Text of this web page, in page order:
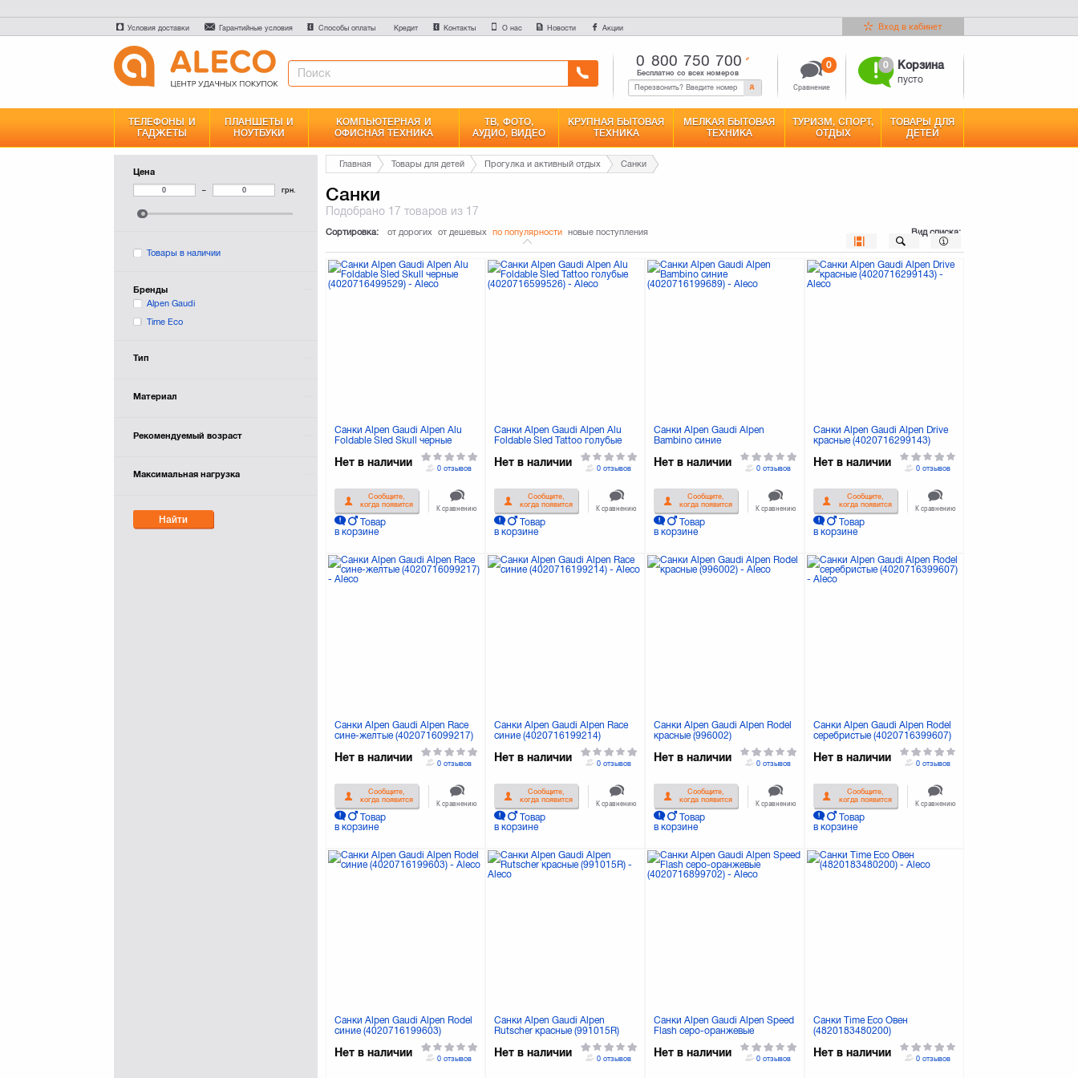
Условия доставки Гарантийные условия Способы оплаты Кредит Контакты О нас Новости Акции Вход в кабинет
0 800 750 700
Бесплатно со всех номеров
Сравнение
0 0 Корзина
пусто
ТЕЛЕФОНЫ И
ГАДЖЕТЫ
ПЛАНШЕТЫ И
НОУТБУКИ
КОМПЬЮТЕРНАЯ И
ОФИСНАЯ ТЕХНИКА
ТВ, ФОТО,
АУДИО, ВИДЕО
КРУПНАЯ БЫТОВАЯ
ТЕХНИКА
МЕЛКАЯ БЫТОВАЯ
ТЕХНИКА
ТУРИЗМ, СПОРТ,
ОТДЫХ
ТОВАРЫ ДЛЯ
ДЕТЕЙ
Цена
– грн.
Товары в наличии
Бренды
Alpen Gaudi
Time Eco
Тип
Материал
Рекомендуемый возраст
Максимальная нагрузка
Найти
Главная Товары для детей Прогулка и активный отдых Санки
Санки
Подобрано 17 товаров из 17
Сортировка: от дорогих от дешевых по популярности новые поступления Вид списка:
Санки Alpen Gaudi Alpen Alu
Foldable Sled Skull черные
Нет в наличии
Сообщите,
когда появится
Товар
в корзине
0 отзывов
К сравнению
Санки Alpen Gaudi Alpen Alu
Foldable Sled Tattoo голубые
Нет в наличии
Сообщите,
когда появится
Товар
в корзине
0 отзывов
К сравнению
Санки Alpen Gaudi Alpen
Bambino синие
Нет в наличии
Сообщите,
когда появится
Товар
в корзине
0 отзывов
К сравнению
Санки Alpen Gaudi Alpen Drive
красные (4020716299143)
Нет в наличии
Сообщите,
когда появится
Товар
в корзине
0 отзывов
К сравнению
Санки Alpen Gaudi Alpen Race
сине-желтые (4020716099217)
Нет в наличии
Сообщите,
когда появится
Товар
в корзине
0 отзывов
К сравнению
Санки Alpen Gaudi Alpen Race
синие (4020716199214)
Нет в наличии
Сообщите,
когда появится
Товар
в корзине
0 отзывов
К сравнению
Санки Alpen Gaudi Alpen Rodel
красные (996002)
Нет в наличии
Сообщите,
когда появится
Товар
в корзине
0 отзывов
К сравнению
Санки Alpen Gaudi Alpen Rodel
серебристые (4020716399607)
Нет в наличии
Сообщите,
когда появится
Товар
в корзине
0 отзывов
К сравнению
Санки Alpen Gaudi Alpen Rodel
синие (4020716199603)
Нет в наличии 0 отзывов
Санки Alpen Gaudi Alpen
Rutscher красные (991015R)
Нет в наличии 0 отзывов
Санки Alpen Gaudi Alpen Speed
Flash серо-оранжевые
Нет в наличии 0 отзывов
Санки Time Eco Овен
(4820183480200)
Нет в наличии 0 отзывов